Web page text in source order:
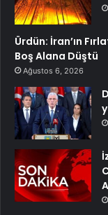
Ürdün: İran’ın
Boş Alana Düştü
Ağustos 6, 2026